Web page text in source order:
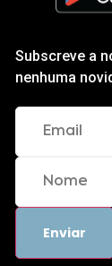
Subscreve a
nenhuma